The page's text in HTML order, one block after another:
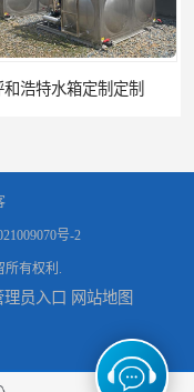
郑州喷淋泵厂家
号-2
所有权利.
理员入口 网站地图